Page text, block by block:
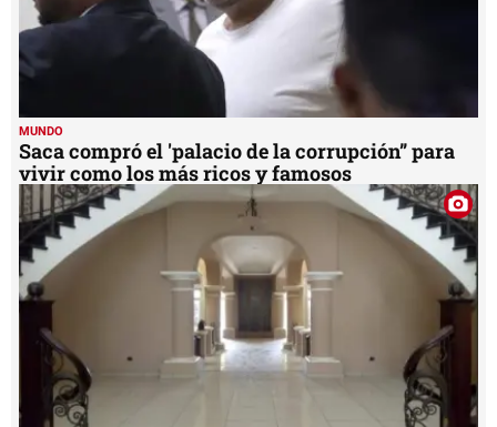
MUNDO
Saca compró el 'palacio de la corrupción” para
vivir como los más ricos y famosos